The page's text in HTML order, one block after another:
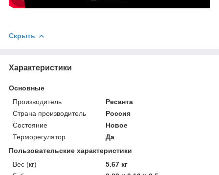
Скрыть
Характеристики
Основные
Производитель
Ресанта
Страна производитель
Россия
Состояние
Новое
Терморегулятор
Да
Пользовательские характеристики
Вес (кг)
5.67 кг